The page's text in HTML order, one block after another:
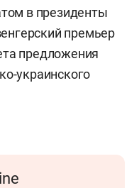
в президенты
премьер
предложения
украинского